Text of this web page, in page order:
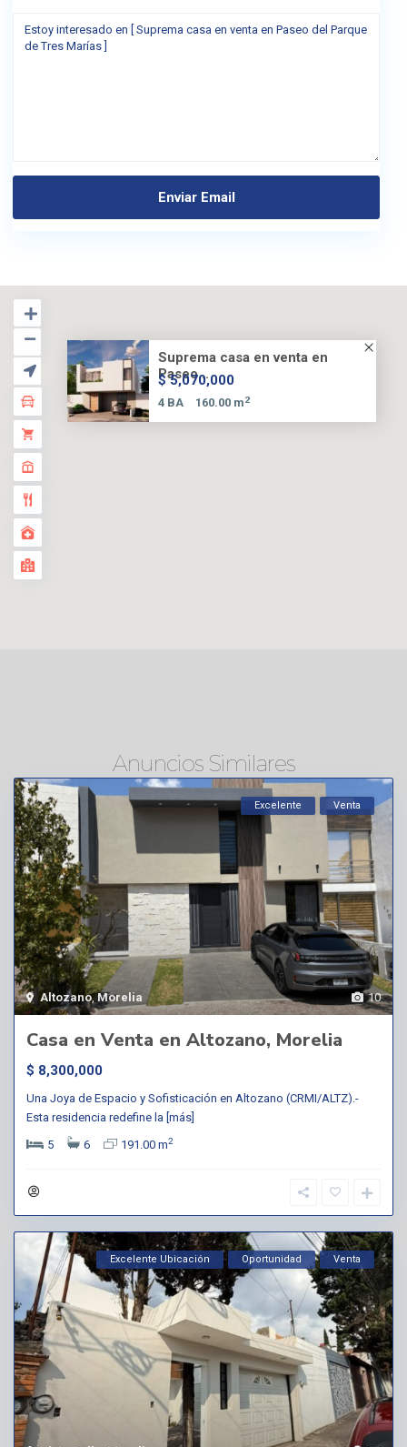
Suprema casa en venta en
Paseo...
$ 5,070,000
4 BA 160.00 m2
Anuncios Similares
10
Altozano,Morelia
Excelente Venta
Casa en Venta en Altozano, Morelia
$ 8,300,000
Una Joya de Espacio y Sofisticación en Altozano (CRMI/ALTZ).-
Esta residencia redefine la [más]
5
6 191.00 m2
Excelente Ubicación Oportunidad Venta